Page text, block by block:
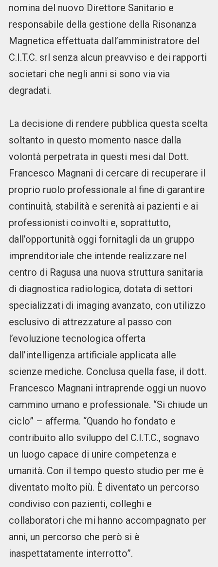
nomina del nuovo Direttore Sanitario e
responsabile della gestione della Risonanza
Magnetica effettuata dall’amministratore del
C.I.T.C. srl senza alcun preavviso e dei rapporti
societari che negli anni si sono via via
degradati.
La decisione di rendere pubblica questa scelta
soltanto in questo momento nasce dalla
volontà perpetrata in questi mesi dal Dott.
Francesco Magnani di cercare di recuperare il
proprio ruolo professionale al fine di garantire
continuità, stabilità e serenità ai pazienti e ai
professionisti coinvolti e, soprattutto,
dall’opportunità oggi fornitagli da un gruppo
imprenditoriale che intende realizzare nel
centro di Ragusa una nuova struttura sanitaria
di diagnostica radiologica, dotata di settori
specializzati di imaging avanzato, con utilizzo
esclusivo di attrezzature al passo con
l’evoluzione tecnologica offerta
dall’intelligenza artificiale applicata alle
scienze mediche. Conclusa quella fase, il dott.
Francesco Magnani intraprende oggi un nuovo
cammino umano e professionale. “Si chiude un
ciclo” – afferma. “Quando ho fondato e
contribuito allo sviluppo del C.I.T.C., sognavo
un luogo capace di unire competenza e
umanità. Con il tempo questo studio per me è
diventato molto più. È diventato un percorso
condiviso con pazienti, colleghi e
collaboratori che mi hanno accompagnato per
anni, un percorso che però si è
inaspettatamente interrotto”.